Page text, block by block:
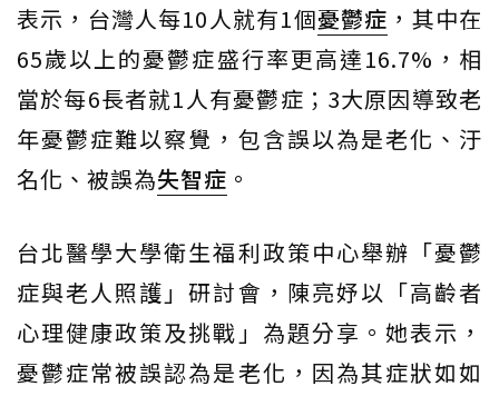
表示，台灣人每10人就有1個憂鬱症 ，其中在
65歲以上的憂鬱症盛行率更高達16.7%，相
當於每6長者就1人有憂鬱症；3大原因導致老
年憂鬱症難以察覺，包含誤以為是老化、汙
名化、被誤為失智症 。
台北醫學大學衛生福利政策中心舉辦「憂鬱
症與老人照護」研討會，陳亮妤以「高齡者
心理健康政策及挑戰」為題分享。她表示，
憂鬱症常被誤認為是老化，因為其症狀如如